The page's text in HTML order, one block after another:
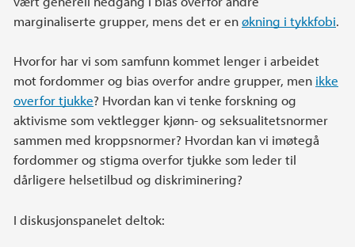
marginaliserte grupper, mens det er enøkning i tykkfobi.
Hvorfor har vi som samfunn kommet lenger i arbeidet
mot fordommer og bias overfor andre grupper, men ikke
overfor tjukke? Hvordan kan vi tenke forskning og
aktivisme som vektlegger kjønn- og seksualitetsnormer
sammen med kroppsnormer? Hvordan kan vi imøtegå
fordommer og stigma overfor tjukke som leder til
dårligere helsetilbud og diskriminering?
I diskusjonspanelet deltok: